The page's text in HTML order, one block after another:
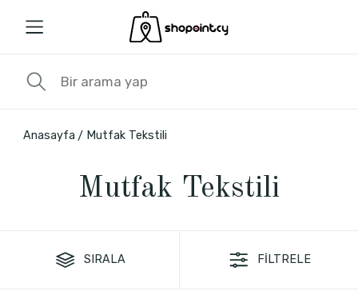
Anasayfa Mutfak Tekstili
Mutfak Tekstili
SIRALA FİLTRELE